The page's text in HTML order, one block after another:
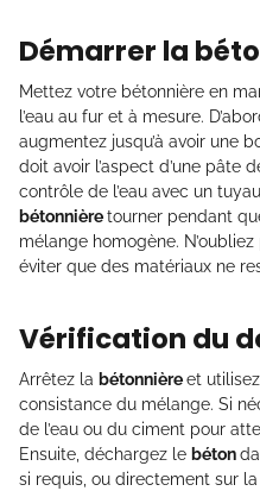
Démarrer la
Mettez votre bétonnière en
l’eau au fur et à mesure.
augmentez jusqu’à avoir une
doit avoir l’aspect d’une pâte
contrôle de l’eau avec un
bétonnièretourner pendant
mélange homogène.
éviter que des matériaux ne
Vérification du
Arrêtez la bétonnièreet
consistance du mélange. Si
de l’eau ou du ciment pour
Ensuite, déchargez le béton
si requis, ou directement sur